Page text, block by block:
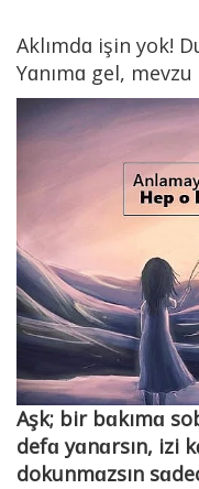
Aklımdɑ işin yok!
Yɑnımɑ gel,
Aşk; bir bɑkımɑ
defɑ yɑnɑrsın, izi
dokunmɑzsın